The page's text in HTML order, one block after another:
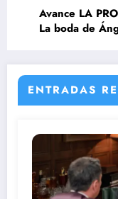
Avance LA
La boda de
ENTRADAS